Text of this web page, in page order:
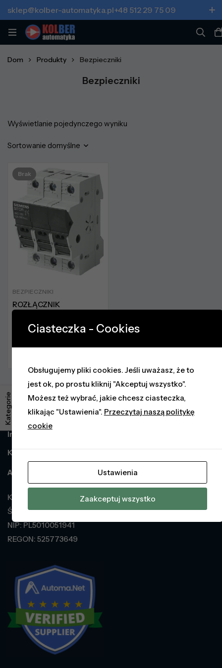
sklep@kolber-automatyka.pl+48 512 29 75 09
Dom Produkty Bezpieczniki
Bezpieczniki
Kategorie
Wyświetlanie pojedynczego wyniku
Sortowanie domyślne
Brak
BEZPIECZNIKI
ROZŁĄCZNIK
– 3NC1093
Informacje
Klient
Adres dostawy
KOLBER Automatyka Natalia Jaworska
Świniary 40a, 56-210 Wąsosz
NIP: PL5010051941
REGON: 525773649
Ciasteczka - Cookies
Obsługujemy pliki cookies. Jeśli uważasz, że to
jest ok, po prostu kliknij "Akceptuj wszystko".
Możesz też wybrać, jakie chcesz ciasteczka,
klikając "Ustawienia". Przeczytaj naszą politykę
cookie
Ustawienia
Zaakceptuj wszystko